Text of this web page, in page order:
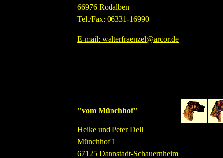
66976 Rodalben
Tel./Fax: 06331-16990
E-mail: walterfraenzel@arcor.de
"vom Münchhof"
Heike und Peter Dell
Münchhof 1
67125 Dannstadt-Schauernheim